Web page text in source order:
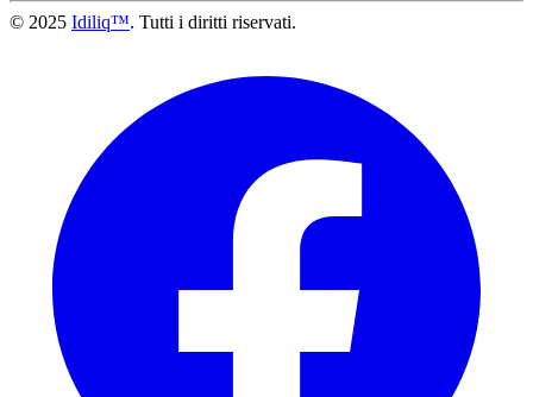
© 2025 Idiliq™. Tutti i diritti riservati.